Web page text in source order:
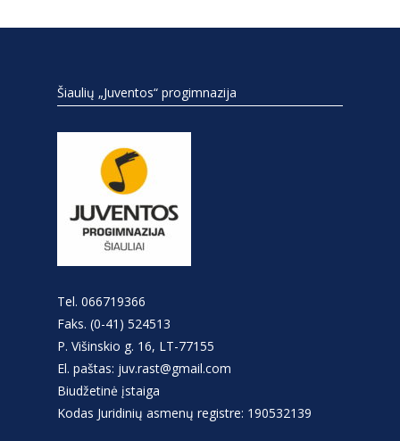
Šiaulių „Juventos“ progimnazija
Tel. 066719366
Faks. (0-41) 524513
P. Višinskio g. 16, LT-77155
El. paštas: juv.rast@gmail.com
Biudžetinė įstaiga
Kodas Juridinių asmenų registre: 190532139